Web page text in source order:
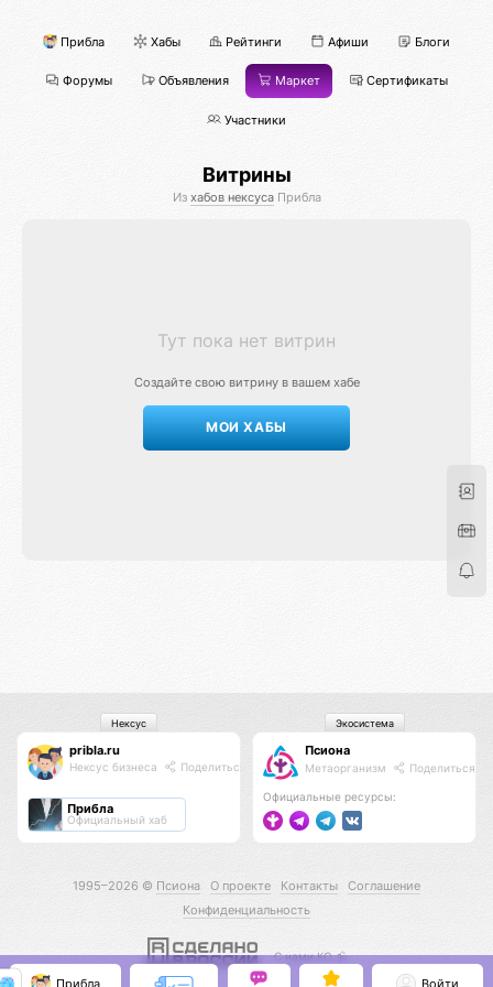
Прибла Хабы Рейтинги Афиши Блоги
Форумы Объявления Маркет Сертификаты
Участники
Витрины
Из хабов нексусаПрибла
Тут пока нет витрин
Создайте свою витрину в вашем хабе
МОИ ХАБЫ
pribla.ru
Нексус бизнеса Поделиться
Прибла
Официальный хаб
Нексус
Псиона
Метаорганизм Поделиться
Официальные ресурсы:
Экосистема
1995–2026 © Псиона О проекте Контакты
Соглашение
Конфиденциальность
С нами КО 🕉️
Прибла Войти